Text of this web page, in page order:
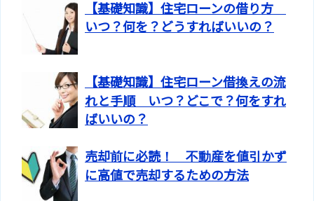
【基礎知識】住宅ローンの借り方
いつ？何を？どうすればいいの？
【基礎知識】住宅ローン借換えの流
れと手順 いつ？どこで？何をすれ
ばいいの？
売却前に必読！ 不動産を値引かず
に高値で売却するための方法